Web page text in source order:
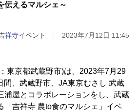
伝えるマルシェ～
祥寺イベント 2023年7月12日 11:45
東京都武蔵野市)は、2023年7月29
間、武蔵野市、JA東京むさし 武蔵
浦屋とコラボレーションをし、武蔵
「吉祥寺 農to食のマルシェ」イベ